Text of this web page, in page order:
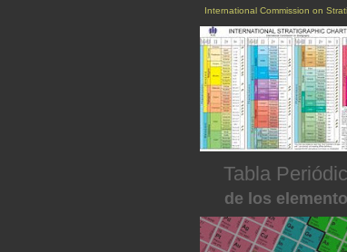
International Commission on
Tabla
de los